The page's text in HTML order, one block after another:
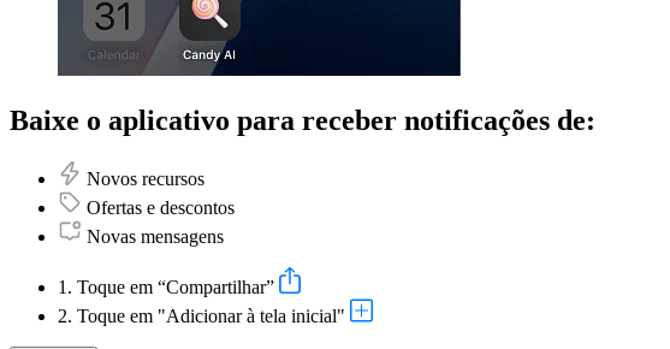
Baixe o aplicativo para receber notificações de:
Novos recursos
Ofertas e descontos
Novas mensagens
1. Toque em “Compartilhar”
2. Toque em "Adicionar à tela inicial"